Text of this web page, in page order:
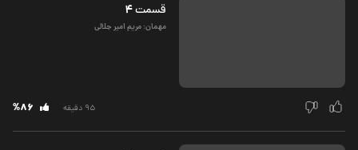
قسمت‌4
مهمان: مريم امير جلالى
95 دقیقه %86